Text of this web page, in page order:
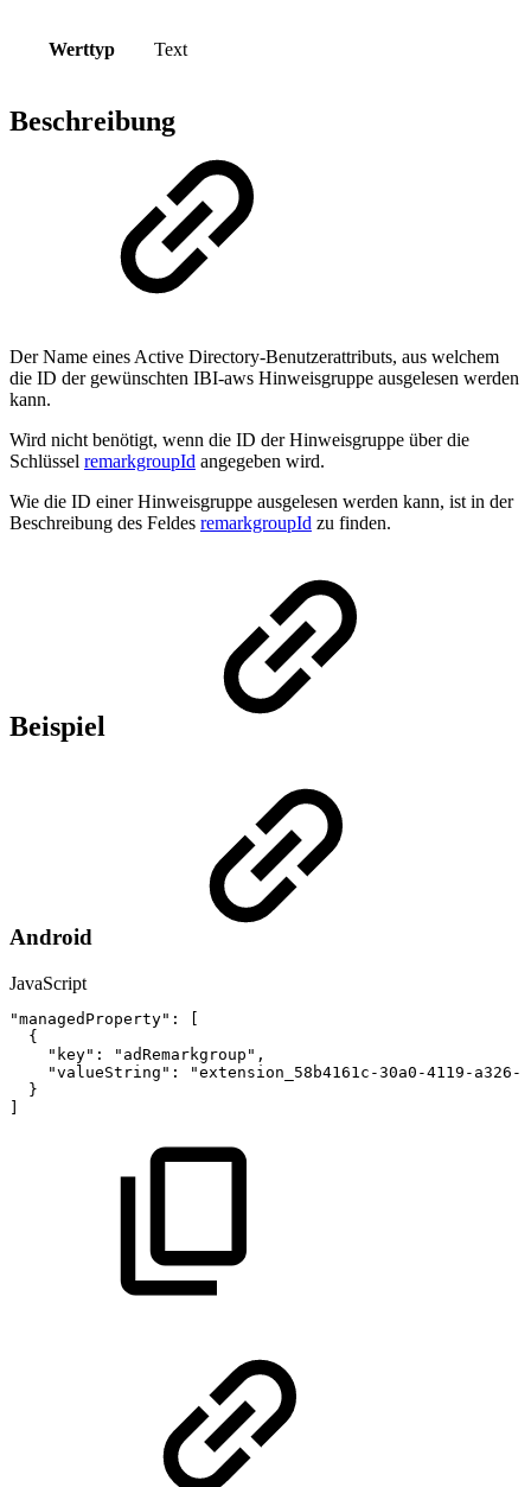
Werttyp Text
Beschreibung
Der Name eines Active Directory-Benutzerattributs, aus welchem
die ID der gewünschten IBI-aws Hinweisgruppe ausgelesen werden
kann.
Wird nicht benötigt, wenn die ID der Hinweisgruppe über die
Schlüssel remarkgroupId angegeben wird.
Wie die ID einer Hinweisgruppe ausgelesen werden kann, ist in der
Beschreibung des Feldes remarkgroupId zu finden.
Beispiel
Android
JavaScript
"managedProperty" :
{
"key" : "adRemarkgroup" ,
"valueString" :
"extension_58b4161c-30a0-4119-
}